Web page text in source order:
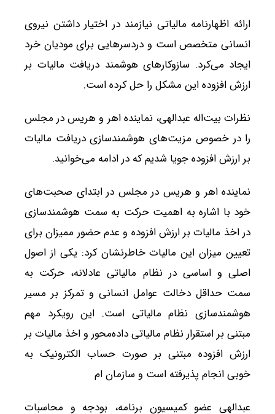
ارائه اظهارنامه مالیاتی نیازمند در اختیار داشتن نیروی
انسانی متخصص است و دردسرهایی برای مودیان خرد
ایجاد می‌کرد. سازوکارهای هوشمند دریافت مالیات بر
ارزش افزوده این مشکل را حل کرده است.
نظرات بیت‌اله عبدالهی، نماینده اهر و هریس در مجلس
را در خصوص مزیت‌های هوشمندسازی دریافت مالیات
بر ارزش افزوده جویا شدیم که در ادامه می‌خوانید.
نماینده اهر و هریس در مجلس در ابتدای صحبت‌های
خود با اشاره به اهمیت حرکت به سمت هوشمندسازی
در اخذ مالیات بر ارزش افزوده و عدم حضور ممیزان برای
تعیین میزان این مالیات خاطرنشان کرد: یکی از اصول
اصلی و اساسی در نظام مالیاتی عادلانه، حرکت به
سمت حداقل دخالت عوامل انسانی و تمرکز بر مسیر
هوشمندسازی نظام مالیاتی است. این رویکرد مهم
مبتنی بر استقرار نظام مالیاتی داده‌محور و اخذ مالیات بر
ارزش افزوده مبتنی بر صورت حساب الکترونیک به
خوبی انجام پذیرفته است و سازمان ام
عبدالهی عضو کمیسیون برنامه، بودجه و محاسبات